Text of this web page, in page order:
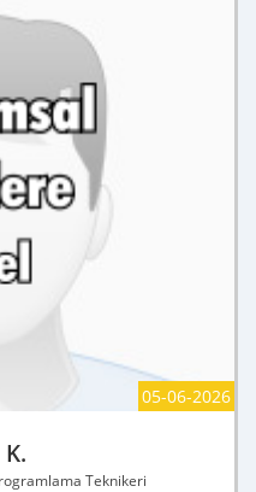
05-06-2026
Teknikeri